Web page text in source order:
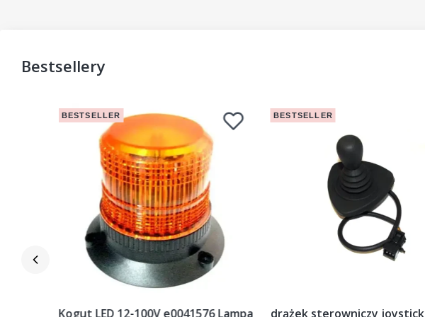
Bestsellery
BESTSELLER
Kogut LED 12-100V e0041576 Lampa
BESTSELLER
drążek sterowniczy joystick